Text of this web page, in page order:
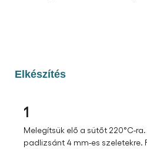
Elkészítés
1
Melegítsük elő a sütőt 220°C-
padlizsánt 4 mm-es szeletekre.